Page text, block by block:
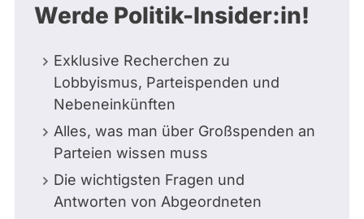
Werde Politik-Insider:in!
Exklusive Recherchen zu
Lobbyismus, Parteispenden und
Nebeneinkünften
Alles, was man über Großspenden an
Parteien wissen muss
Die wichtigsten Fragen und
Antworten von Abgeordneten